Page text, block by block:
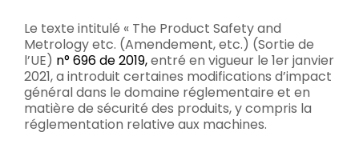
Le texte intitulé « The Product Safety and
Metrology etc. (Amendement, etc.) (Sortie de
l’UE) n° 696 de 2019,entré en vigueur le 1er janvier
2021, a introduit certaines modifications d’impact
général dans le domaine réglementaire et en
matière de sécurité des produits, y compris la
réglementation relative aux machines.